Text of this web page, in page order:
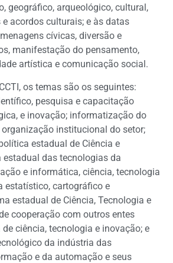
geográfico, arqueológico, cultural,
acordos culturais; e às datas
cívicas, diversão e
manifestação do pensamento,
artística e comunicação social.
os temas são os seguintes:
pesquisa e capacitação
e inovação; informatização do
institucional do setor;
estadual de Ciência e
das tecnologias da
e informática, ciência, tecnologia
estatístico, cartográfico e
estadual de Ciência, Tecnologia e
cooperação com outros entes
ciência, tecnologia e inovação; e
da indústria das
e da automação e seus